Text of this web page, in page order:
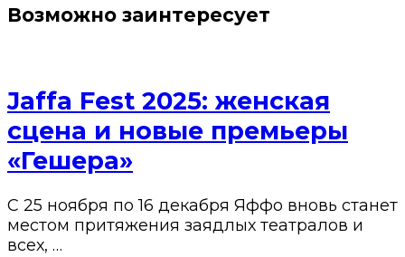
Возможно заинтересует
Jaffa Fest 2025: женская
сцена и новые премьеры
«Гешера»
С 25 ноября по 16 декабря Яффо вновь станет
местом притяжения заядлых театралов и
всех, …